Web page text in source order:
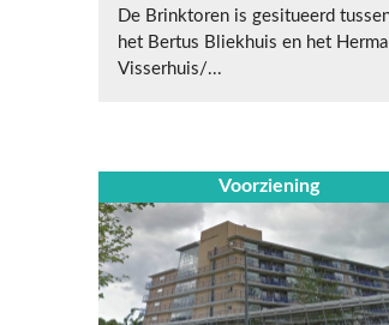
De Brinktoren is gesitueerd
het Bertus Bliekhuis en het
Visserhuis/...
Voorziening